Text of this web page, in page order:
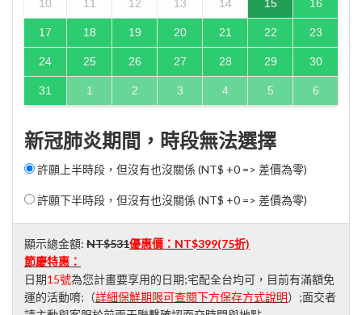
10 11 12 13 14 15 16
17 18 19 20 21 22 23
24 25 26 27 28 29 30
31 1 2 3 4 5 6
新冠肺炎期間，時段無法選擇
許願上半時段，但沒有也沒關係 (NT$ +0 => 差價為零)
許願下半時段，但沒有也沒關係 (NT$ +0 => 差價為零)
顯示總金額: NT$531優惠價： NT$399(75折)
節慶特惠：
日期15號為您計畫要享用的日期;宅配全台均可，目前有滿額免
運的活動唷;（詳細保鮮期限可查閱下方保存方式說明）;面交者